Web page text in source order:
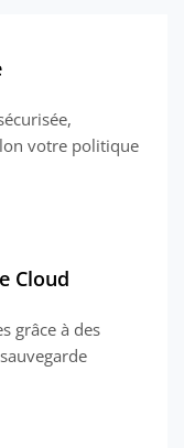
votre politique
Cloud
grâce à des